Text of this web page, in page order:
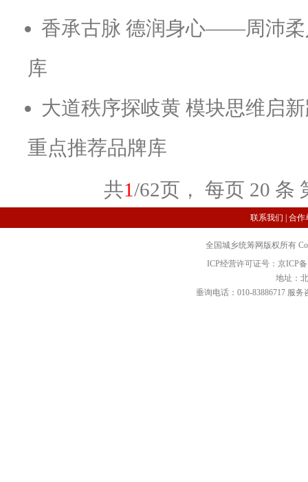
香承古脉 德润身心——周沛柔
库
大道秩序探岐黄 模块思维启
重点推荐品牌库
共1/62页， 每页 20 条
联系我们 合作
全国城乡统筹网版权所有
ICP经营许可证号：京ICP备
地址：
垂询电话：010-83886717 服务